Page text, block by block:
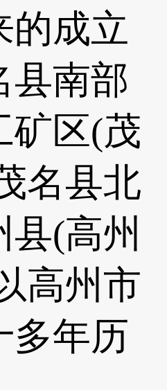
的成立
县南部
矿区(茂
名县北
(高州
高州市
多年历